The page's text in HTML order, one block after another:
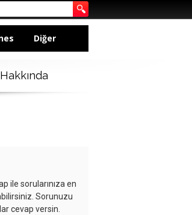
Diğer
ile sorularınıza en
Sorunuzu
cevap versin.